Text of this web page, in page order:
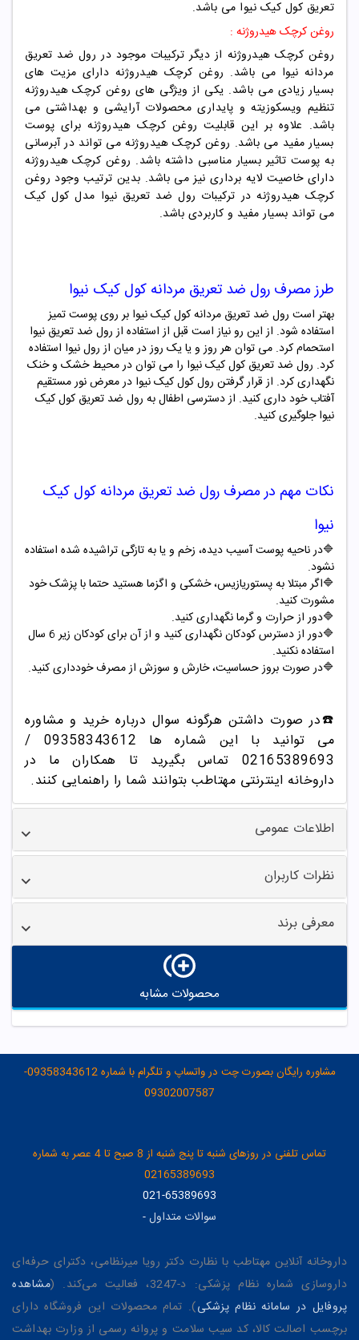
تعریق کول کیک نیوا می باشد.
روغن کرچک هیدروژنه :
روغن کرچک هیدروژنه از دیگر ترکیبات موجود در رول ضد تعریق
مردانه نیوا می باشد. روغن کرچک هیدروژنه دارای مزیت های
بسیار زیادی می باشد. یکی از ویژگی های روغن کرچک هیدروژنه
تنظیم ویسکوزیته و پایداری محصولات آرایشی و بهداشتی می
باشد. علاوه بر این قابلیت روغن کرچک هیدروژنه برای پوست
بسیار مفید می باشد. روغن کرچک هیدروژنه می تواند در آبرسانی
به پوست تاثیر بسیار مناسبی داشته باشد. روغن کرچک هیدروژنه
دارای خاصیت لایه برداری نیز می باشد. بدین ترتیب وجود روغن
کرچک هیدروژنه در ترکیبات رول ضد تعریق نیوا مدل کول کیک
می تواند بسیار مفید و کاربردی باشد.
طرز مصرف رول ضد تعریق مردانه کول کیک نیوا
بهتر است رول ضد تعریق مردانه کول کیک نیوا بر روی پوست تمیز
استفاده شود. از این رو نیاز است قبل از استفاده از رول ضد تعریق نیوا
استحمام کرد. می توان هر روز و یا یک روز در میان از رول نیوا استفاده
کرد. رول ضد تعریق کول کیک نیوا را می توان در محیط خشک و خنک
نگهداری کرد. از قرار گرفتن رول کول کیک نیوا در معرض نور مستقیم
آفتاب خود داری کنید. از دسترسی اطفال به رول ضد تعریق کول کیک
نیوا جلوگیری کنید.
نکات مهم در مصرف رول ضد تعریق مردانه کول کیک
نیوا
🔷در ناحیه پوست آسیب دیده، زخم و یا به تازگی تراشیده شده استفاده
نشود.
🔷اگر مبتلا به پستوریازیس، خشکی و اگزما هستید حتما با پزشک خود
مشورت کنید.
🔷دور از حرارت و گرما نگهداری کنید.
🔷
دور از دسترس کودکان نگهداری کنید و از آن برای کودکان زیر 6 سال
استفاده نکنید.
🔷در صورت بروز حساسیت، خارش و سوزش از مصرف خودداری کنید.
☎️در صورت داشتن هرگونه سوال درباره خرید و مشاوره
می توانید با این شماره ها 09358343612 /
02165389693
تماس بگیرید تا همکاران ما در
داروخانه اینترنتی مهتاطب بتوانند شما را راهنمایی کنند.
اطلاعات عمومی
نظرات کاربران
معرفی برند
محصولات مشابه
مشاوره رایگان بصورت چت در واتساپ و تلگرام با شماره 09358343612-
09302007587
تماس تلفنی در روزهای شنبه تا پنج شنبه از 8 صبح تا 4 عصر به شماره
02165389693
021-65389693
سوالات متداول-
داروخانه آنلاین مهتاطب با نظارت دکتر رویا میرنظامی، دکترای حرفه‌ای
داروسازی شماره نظام پزشکی: د-3247، فعالیت می‌کند. (
مشاهده
پروفایل در سامانه نظام پزشکی). تمام محصولات این فروشگاه دارای
برچسب اصالت کالا، کد سیب سلامت و پروانه رسمی از وزارت بهداشت